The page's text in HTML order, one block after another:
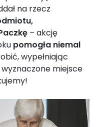
na rzecz
– akcję
pomogła niemal
wypełniając
miejsce